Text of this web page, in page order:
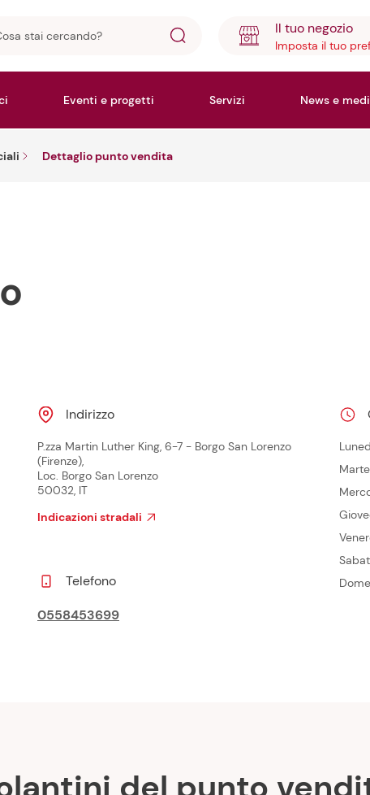
Il tuo negozio
Imposta il tuo
Eventi e progetti Servizi News e
Dettaglio punto vendita
Indirizzo
P.zza Martin Luther King, 6-7 - Borgo San Lorenzo
(Firenze),
Loc. Borgo San Lorenzo
50032, IT
Indicazioni stradali
Telefono
0558453699